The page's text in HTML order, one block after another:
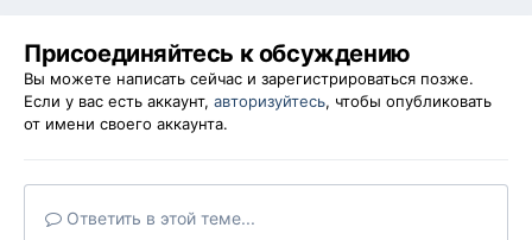
Присоединяйтесь к обсуждению
Вы можете написать сейчас и зарегистрироваться позже.
Если у вас есть аккаунт, авторизуйтесь, чтобы опубликовать
от имени своего аккаунта.
Ответить в этой теме...